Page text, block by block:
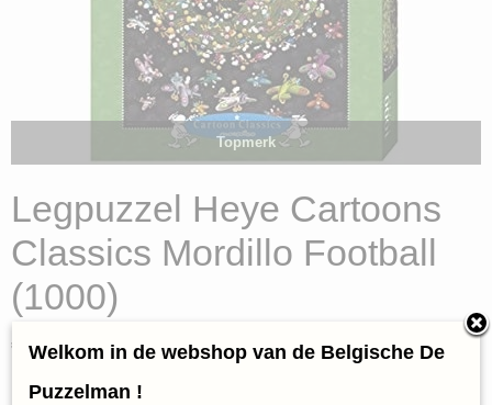
Topmerk
Legpuzzel Heye Cartoons
Classics Mordillo Football
(1000)
€ 17,95 (inclusief btw 21%)
Op voorraad
Welkom in de webshop van de Belgische De
Puzzelman !